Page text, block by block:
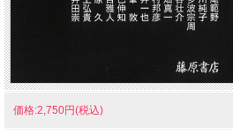
価格:2,750円(税込)